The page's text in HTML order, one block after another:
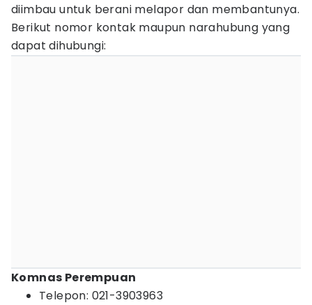
diimbau untuk berani melapor dan membantunya.
Berikut nomor kontak maupun narahubung yang
dapat dihubungi:
Komnas Perempuan
Telepon: 021-3903963